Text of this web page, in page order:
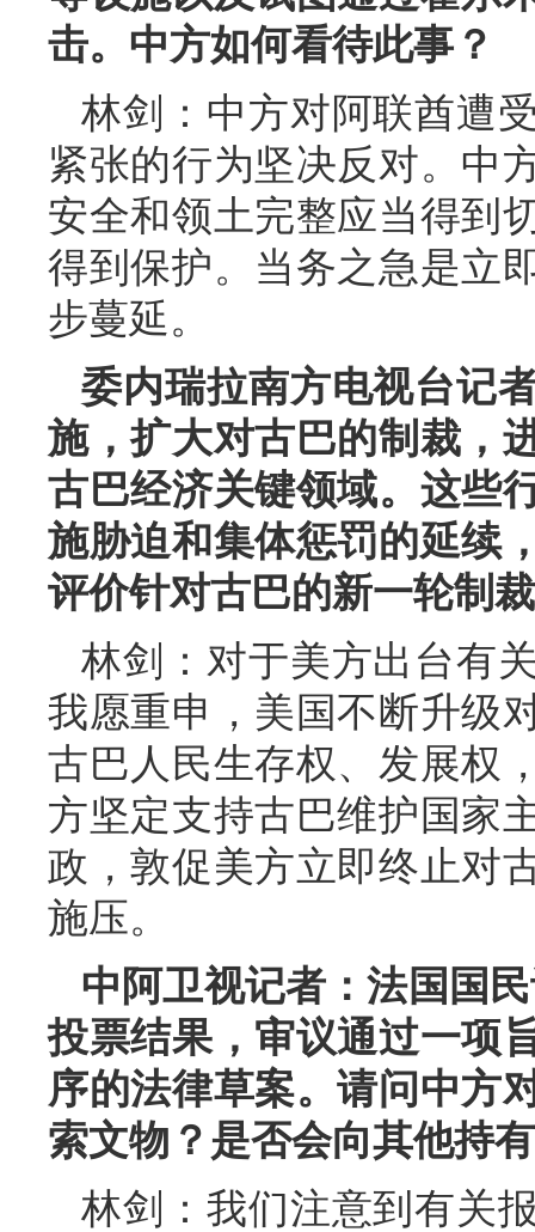
击。中方如何看待此事？
林剑：中方对阿联酋遭
紧张的行为坚决反对。中
安全和领土完整应当得到
得到保护。当务之急是立
步蔓延。
委内瑞拉南方电视台记
施，扩大对古巴的制裁，
古巴经济关键领域。这些
施胁迫和集体惩罚的延续
评价针对古巴的新一轮制
林剑：对于美方出台有
我愿重申，美国不断升级
古巴人民生存权、发展权
方坚定支持古巴维护国家
政，敦促美方立即终止对
施压。
中阿卫视记者：法国国
投票结果，审议通过一项
序的法律草案。请问中方
索文物？是否会向其他持
林剑：我们注意到有关